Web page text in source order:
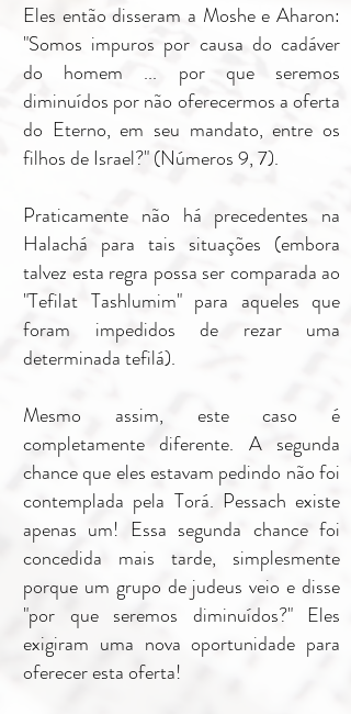
Eles então disseram a Moshe e Aharon:
"Somos impuros por causa do cadáver
do homem ... por que seremos
diminuídos por não oferecermos a oferta
do Eterno, em seu mandato, entre os
filhos de Israel?" (Números 9, 7).
Praticamente não há precedentes na
Halachá para tais situações (embora
talvez esta regra possa ser comparada ao
"Tefilat Tashlumim" para aqueles que
foram impedidos de rezar uma
determinada tefilá).
Mesmo assim, este caso é
completamente diferente. A segunda
chance que eles estavam pedindo não foi
contemplada pela Torá. Pessach existe
apenas um! Essa segunda chance foi
concedida mais tarde, simplesmente
porque um grupo de judeus veio e disse
"por que seremos diminuídos?" Eles
exigiram uma nova oportunidade para
oferecer esta oferta!